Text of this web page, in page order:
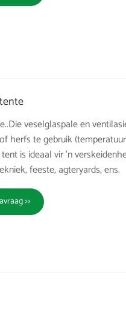
veselglaspale en
herfs te gebruik
is ideaal vir 'n
feeste, agteryards, ens.
>>